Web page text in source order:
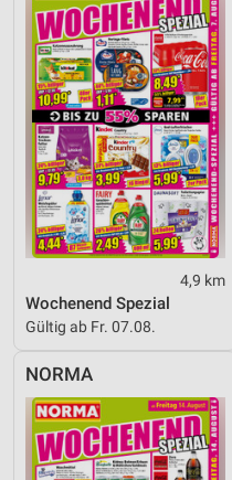
4,9 km
Wochenend Spezial
Gültig ab Fr. 07.08.
NORMA